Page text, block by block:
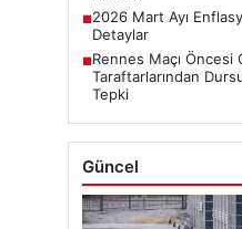
■2026 Mart Ayı
Detaylar
■Rennes Maçı Öncesi
Taraftarlarından
Tepki
Güncel